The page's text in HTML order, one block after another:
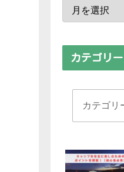
カテゴリー